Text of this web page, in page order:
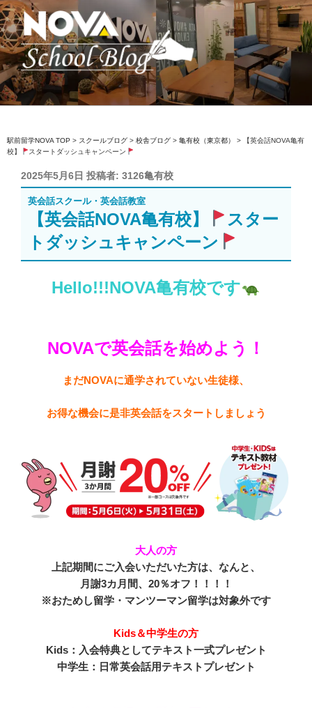
コ
ン
テ
ン
ツ
へ
ス
ッ
プ
駅前留学NOVA【公式】スクールブロ
英会話スクール・英会話教室
駅前留学NOVA TOP > スクールブログ > 校舎ブログ > 亀有校（東京都） >
【英会話NOVA亀有
校】
スタートダッシュキャンペーン
投
稿
日:
2025年5月6日 投稿者: 3126亀有校
英会話スクール・英会話教室
【英会話NOVA亀有校】
スター
トダッシュキャンペーン
Hello!!!NOVA亀有校です
NOVAで英会話を始めよう！
まだNOVAに通学されていない生徒様、
お得な機会に是非英会話をスタートしましょう
大人の方
上記期間にご入会いただいた方は、なんと、
月謝3カ月間、20％オフ！！！！
※おためし留学・マンツーマン留学は対象外です
Kids＆中学生の方
Kids：入会特典としてテキスト一式プレゼント
中学生：日常英会話用テキストプレゼント